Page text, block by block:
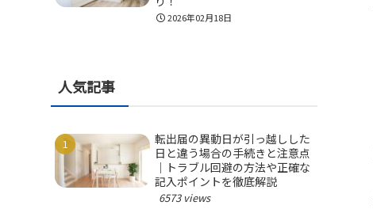
2026年02月18日
人気記事
転出届の異動日が引っ越しした
日と違う場合の手続きと注意点
｜トラブル回避の方法や正確な
記入ポイントを徹底解説
6573 views